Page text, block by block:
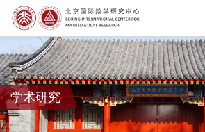
学术研究